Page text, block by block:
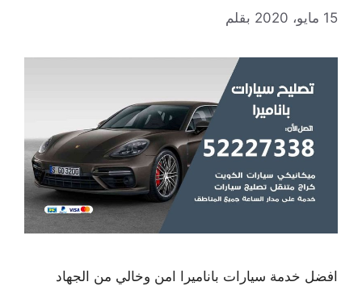
15 مايو، 2020 بقلم
افضل خدمة سيارات باناميرا امن وخالي من الجهاد